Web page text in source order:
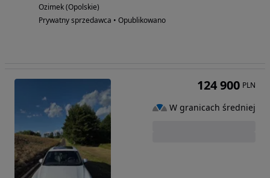
Ozimek (Opolskie)
Prywatny sprzedawca • Opublikowano
124 900 PLN
W granicach średniej